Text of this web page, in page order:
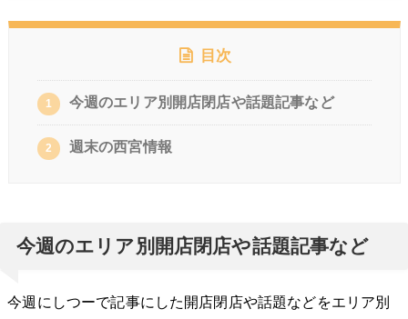
目次
1 今週のエリア別開店閉店や話題記事など
2 週末の西宮情報
今週のエリア別開店閉店や話題記事など
今週にしつーで記事にした開店閉店や話題などをエリア別